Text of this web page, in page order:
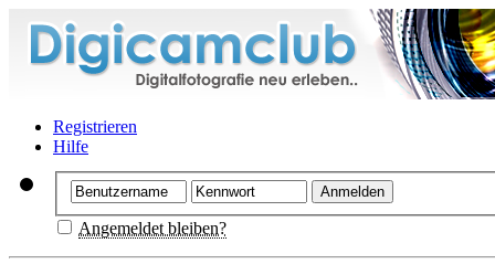
Registrieren
Hilfe
Angemeldet bleiben?